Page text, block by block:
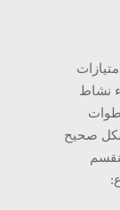
نشاط
صحيح